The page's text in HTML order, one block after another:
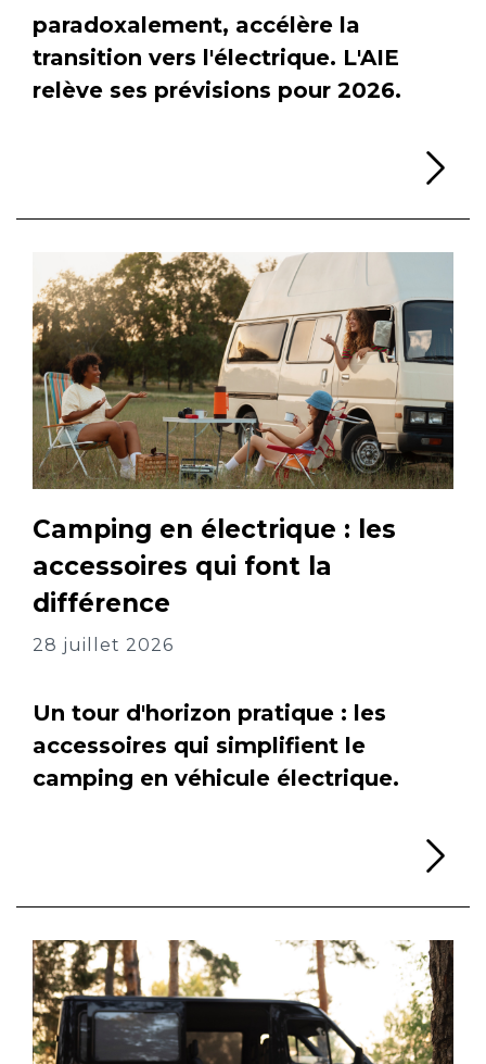
paradoxalement, accélère la
transition vers l'électrique. L'AIE
relève ses prévisions pour 2026.
Camping en électrique : les
accessoires qui font la
différence
28 juillet 2026
Un tour d'horizon pratique : les
accessoires qui simplifient le
camping en véhicule électrique.